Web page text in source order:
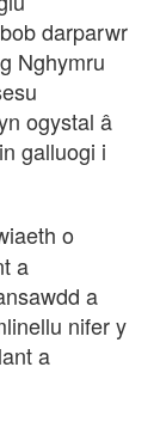
darparwr
Nghymru
yn ogystal
galluogi i
o
a
a
nifer y
a